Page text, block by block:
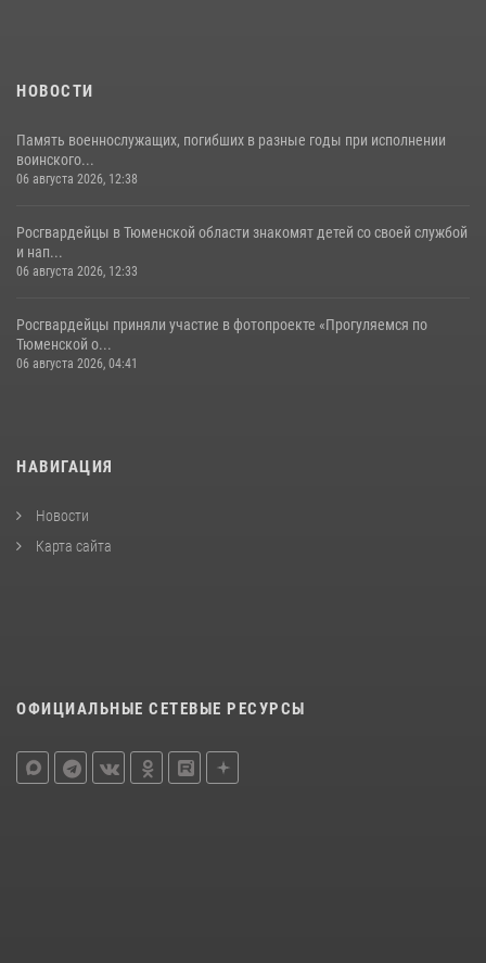
НОВОСТИ
Память военнослужащих, погибших в разные годы при исполнении
воинского...
06 августа 2026, 12:38
Росгвардейцы в Тюменской области знакомят детей со своей службой
и нап...
06 августа 2026, 12:33
Росгвардейцы приняли участие в фотопроекте «Прогуляемся по
Тюменской о...
06 августа 2026, 04:41
НАВИГАЦИЯ
Новости
Карта сайта
ОФИЦИАЛЬНЫЕ СЕТЕВЫЕ РЕСУРСЫ